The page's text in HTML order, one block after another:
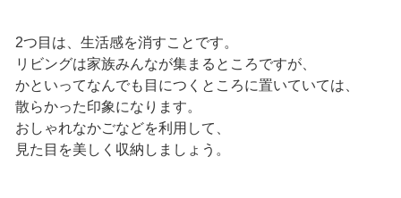
2つ目は、生活感を消すことです。
リビングは家族みんなが集まるところですが、
かといってなんでも目につくところに置いていては、
散らかった印象になります。
おしゃれなかごなどを利用して、
見た目を美しく収納しましょう。